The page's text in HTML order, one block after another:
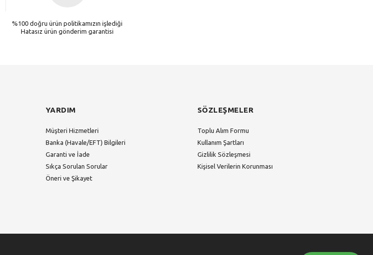
%100 doğru ürün politikamızın işlediği
Hatasız ürün gönderim garantisi
YARDIM
Müşteri Hizmetleri
Banka (Havale/EFT) Bilgileri
Garanti ve İade
Sıkça Sorulan Sorular
Öneri ve Şikayet
SÖZLEŞMELER
Toplu Alım Formu
Kullanım Şartları
Gizlilik Sözleşmesi
Kişisel Verilerin Korunması